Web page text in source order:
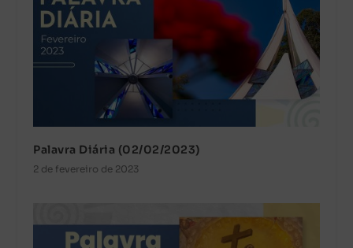
Palavra Diária (02/02/2023)
2 de fevereiro de 2023